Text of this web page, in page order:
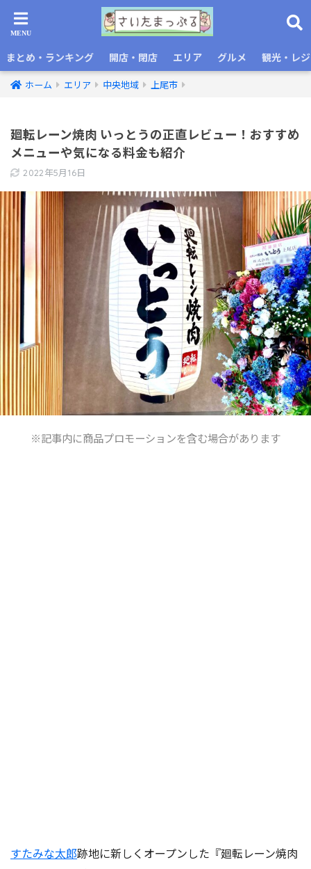
まとめ・ランキング 開店・閉店 エリア グルメ 観光・レ
ホーム エリア 中央地域 上尾市
廻転レーン焼肉 いっとうの正直レビュー！おすすめ
メニューや気になる料金も紹介
2022年5月16日
※記事内に商品プロモーションを含む場合があります
すたみな太郎跡地に新しくオープンした『廻転レーン焼肉